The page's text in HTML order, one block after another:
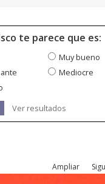
te parece que es:
Muy bueno
Mediocre
Ver resultados
Ampliar